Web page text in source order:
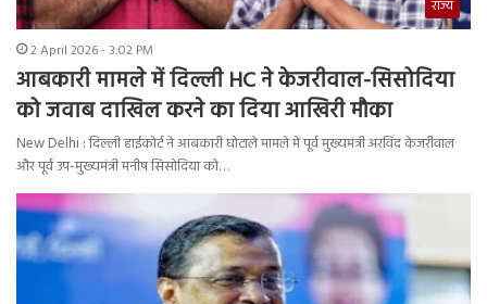
राज्य
2 April 2026 - 3:02 PM
आबकारी मामले में दिल्ली HC ने केजरीवाल-सिसोदिया
को जवाब दाखिल करने का दिया आखिरी मौका
New Delhi : दिल्ली हाईकोर्ट ने आबकारी घोटाले मामले में पूर्व मुख्यमंत्री अरविंद केजरीवाल
और पूर्व उप-मुख्यमंत्री मनीष सिसोदिया को…